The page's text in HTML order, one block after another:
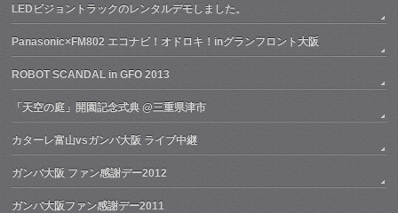
LEDビジョントラックのレンタルデモしました。
Panasonic×FM802 エコナビ！オドロキ！inグランフロント大阪
ROBOT SCANDAL in GFO 2013
「天空の庭」開園記念式典 @三重県津市
カターレ富山vsガンバ大阪 ライブ中継
ガンバ大阪 ファン感謝デー2012
ガンバ大阪ファン感謝デー2011